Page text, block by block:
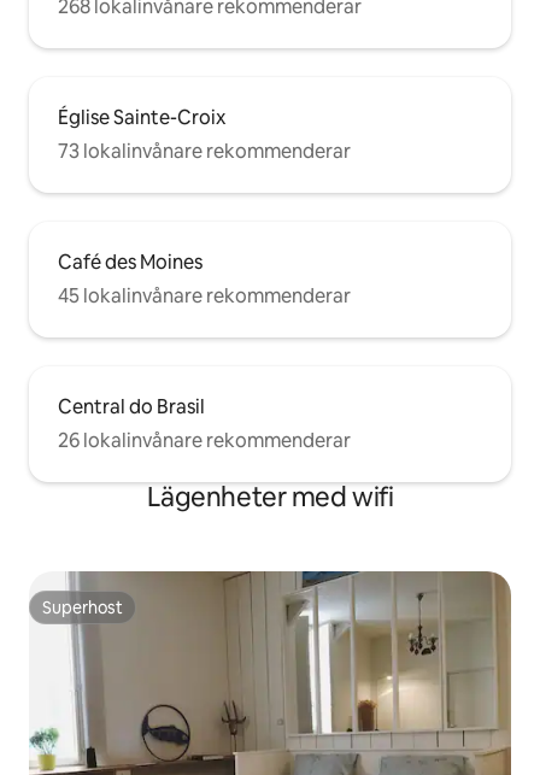
268 lokalinvånare rekommenderar
Église Sainte-Croix
73 lokalinvånare rekommenderar
Café des Moines
45 lokalinvånare rekommenderar
Central do Brasil
26 lokalinvånare rekommenderar
Lägenheter med wifi
Superhost
Superhost